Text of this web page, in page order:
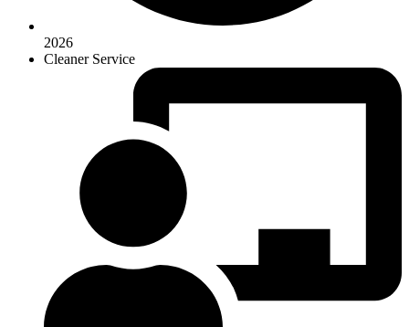
2026
Cleaner Service